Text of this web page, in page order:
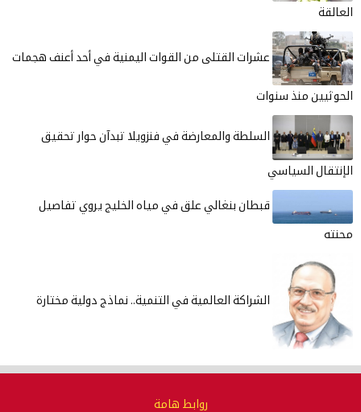
العالقة
عشرات القتلى من القوات اليمنية في أحد أعنف هجمات
الحوثيين منذ سنوات
السلطة والمعارضة في فنزويلا تبدآن حوار تحقيق
الإنتقال السياسي
قبطان بنغالي علق في مياه الخليج يروي تفاصيل
محنته
الشراكة العالمية في التنمية.. نماذج دولية مختارة
روابط هامة